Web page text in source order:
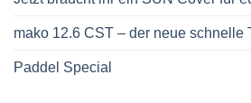
mako 12.6 CST – der neue schnelle
Paddel Special